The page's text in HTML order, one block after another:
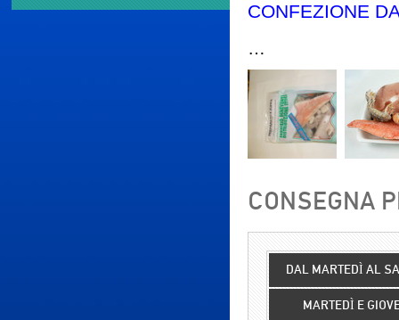
CONFEZIONE
…
CONSEGNA
DAL MARTEDÌ AL
MARTEDÌ E